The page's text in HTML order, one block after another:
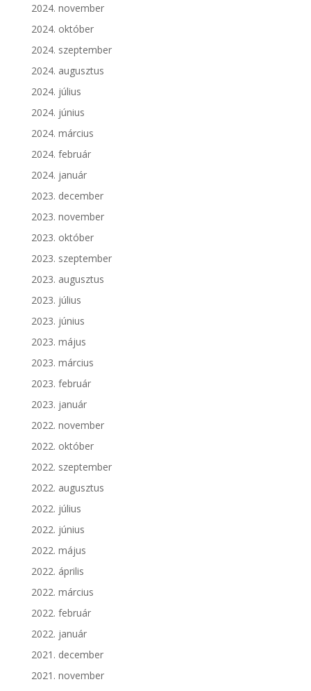
2024. november
2024. október
2024. szeptember
2024. augusztus
2024. július
2024. június
2024. március
2024. február
2024. január
2023. december
2023. november
2023. október
2023. szeptember
2023. augusztus
2023. július
2023. június
2023. május
2023. március
2023. február
2023. január
2022. november
2022. október
2022. szeptember
2022. augusztus
2022. július
2022. június
2022. május
2022. április
2022. március
2022. február
2022. január
2021. december
2021. november